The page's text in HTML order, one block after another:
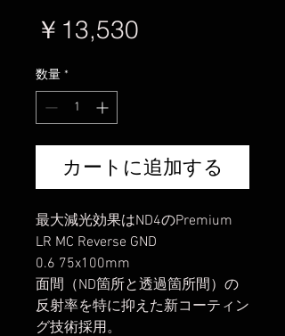
￥13,530
数量 *
カートに追加する
最大減光効果はND4のPremium
LR MC Reverse GND
0.6 75x100mm
面間（ND箇所と透過箇所間）の
反射率を特に抑えた新コーティン
グ技術採用。